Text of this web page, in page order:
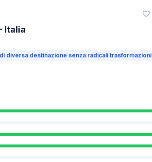
Italia
diversa destinazione senza radicali trasformazioni